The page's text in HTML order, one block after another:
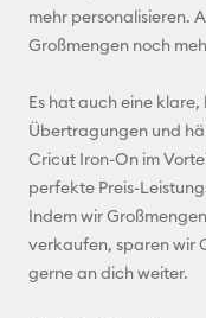
mehr personalisieren.
Großmengen noch
Es hat auch eine
Übertragungen und
Cricut Iron-On im
perfekte Preis-
Indem wir
verkaufen, sparen wir
gerne an dich weiter.